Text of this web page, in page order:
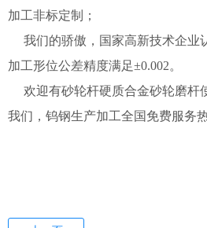
加工非标定制；
我们的骄傲，国家高新技术企业
加工形位公差精度满足±0.002。
欢迎有砂轮杆硬质合金砂轮磨杆
我们，钨钢生产加工全国免费服务热